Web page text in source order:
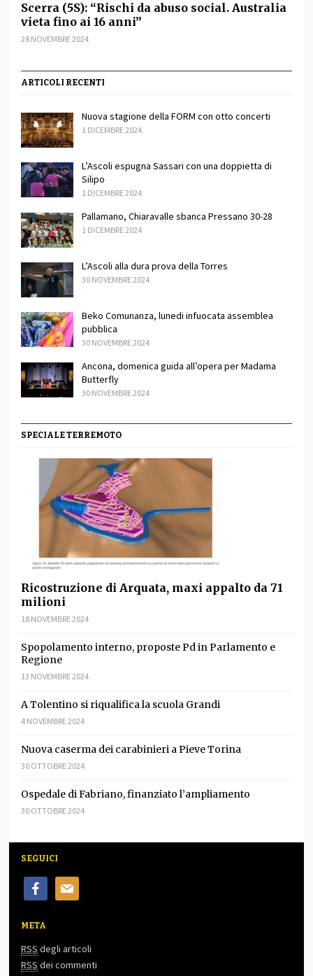
Scerra (5S): “Rischi da abuso social. Australia
vieta fino ai 16 anni”
28 NOVEMBRE 2024
ARTICOLI RECENTI
Nuova stagione della FORM con otto concerti
1 DICEMBRE 2024
L’Ascoli espugna Sassari con una doppietta di
Silipo
1 DICEMBRE 2024
Pallamano, Chiaravalle sbanca Pressano 30-28
1 DICEMBRE 2024
L’Ascoli alla dura prova della Torres
30 NOVEMBRE 2024
Beko Comunanza, lunedi infuocata assemblea
pubblica
30 NOVEMBRE 2024
Ancona, domenica guida all’opera per Madama
Butterfly
30 NOVEMBRE 2024
SPECIALE TERREMOTO
Ricostruzione di Arquata, maxi appalto da 71
milioni
18 NOVEMBRE 2024
Spopolamento interno, proposte Pd in Parlamento e
Regione
13 NOVEMBRE 2024
A Tolentino si riqualifica la scuola Grandi
4 NOVEMBRE 2024
Nuova caserma dei carabinieri a Pieve Torina
30 OTTOBRE 2024
Ospedale di Fabriano, finanziato l’ampliamento
30 OTTOBRE 2024
SEGUICI
facebookmail
META
RSS degli articoli
RSS dei commenti